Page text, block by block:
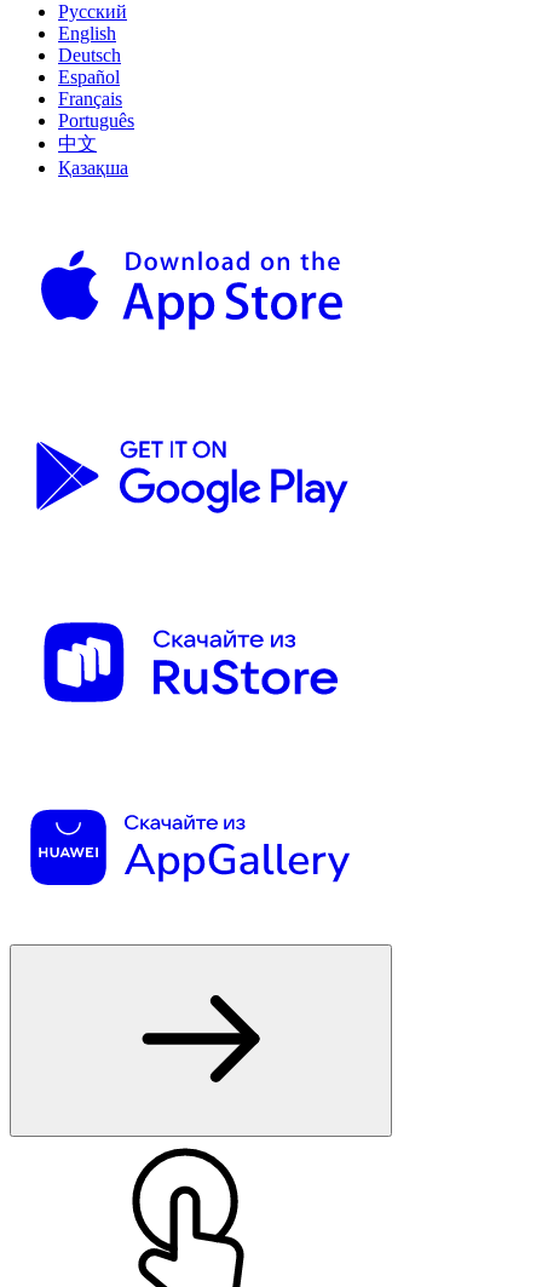
Русский
English
Deutsch
Español
Français
Português
中文
Қазақша